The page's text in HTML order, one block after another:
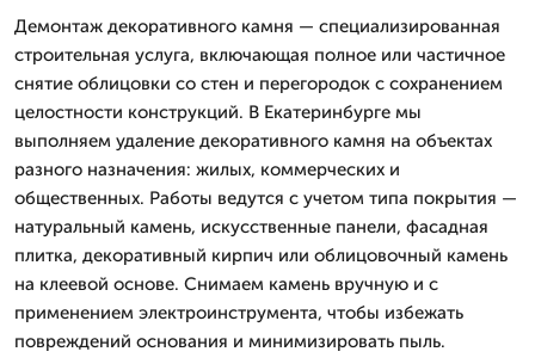
Демонтаж декоративного камня — специализированная
строительная услуга, включающая полное или частичное
снятие облицовки со стен и перегородок с сохранением
целостности конструкций. В Екатеринбурге мы
выполняем удаление декоративного камня на объектах
разного назначения: жилых, коммерческих и
общественных. Работы ведутся с учетом типа покрытия —
натуральный камень, искусственные панели, фасадная
плитка, декоративный кирпич или облицовочный камень
на клеевой основе. Снимаем камень вручную и с
применением электроинструмента, чтобы избежать
повреждений основания и минимизировать пыль.